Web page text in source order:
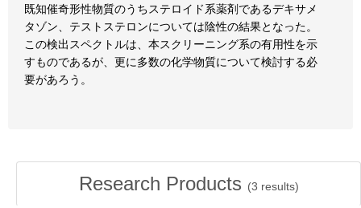
既知催奇形性物質のうちステロイド系薬剤であるデキサメ
タゾン、テストステロンについては陰性の結果となった。
この検出スペクトルは、本スクリーニング系の有用性を示
すものであるが、更に多数の化学物質について検討する必
要があろう。
Research Products (3 results)